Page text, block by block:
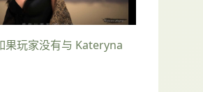
果玩家没有与 Kateryna